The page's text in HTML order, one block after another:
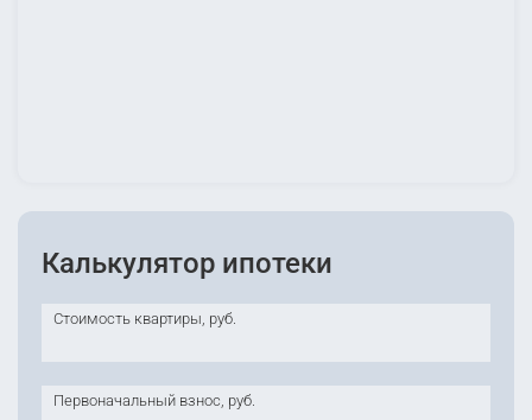
Калькулятор ипотеки
Стоимость квартиры, руб.
Первоначальный взнос, руб.